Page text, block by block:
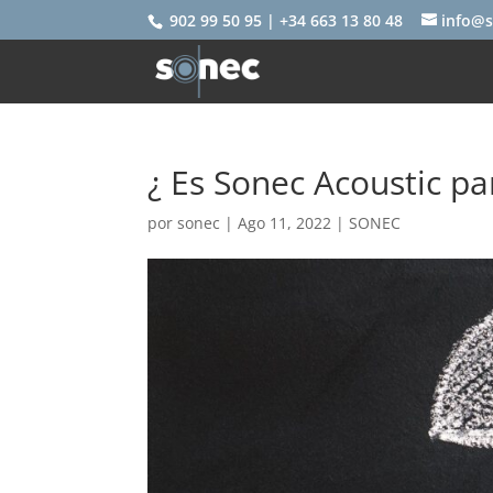
902 99 50 95 | +34 663 13 80 48
¿ Es Sonec Acoustic
porsonec |Ago 11, 2022 |SONEC